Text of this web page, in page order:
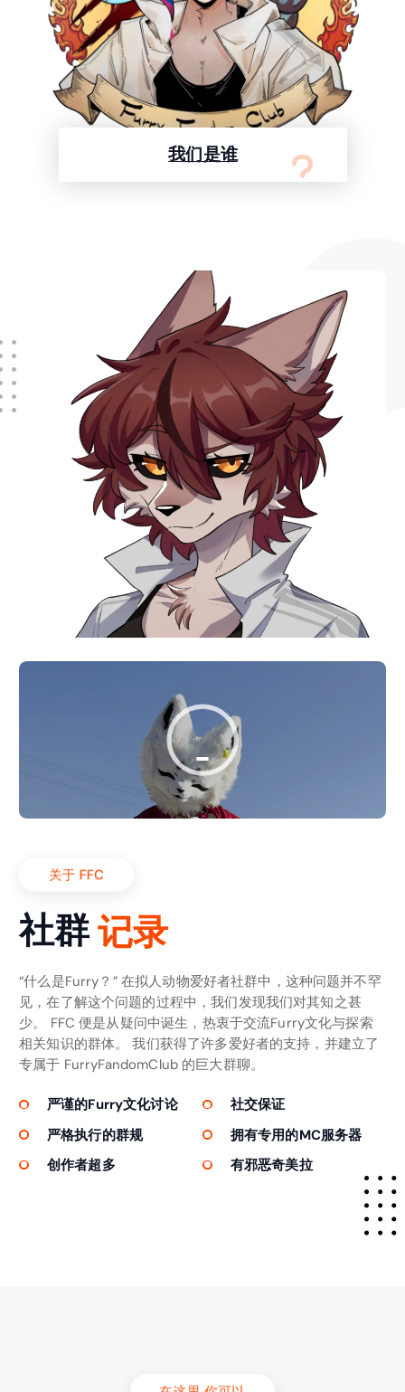
我们是谁
我们之中有学生、程序员、医生，亦或者
爱，只要你对其感兴趣，FFC 管理组欢迎
你的加入！
关于 FFC
社群观察
“什么是Furry？” 在拟人动物爱好者社群中，这种问题并不罕
见，在了解这个问题的过程中，我们发现我们对其知之甚
少。 FFC 便是从疑问中诞生，热衷于交流Furry文化与探索
相关知识的群体。 我们获得了许多爱好者的支持，并建立了
专属于 FurryFandomClub 的巨大群聊。
严谨的Furry文化讨论
社交保证
严格执行的群规
拥有专用的MC服务器
创作者超多
有邪恶奇美拉